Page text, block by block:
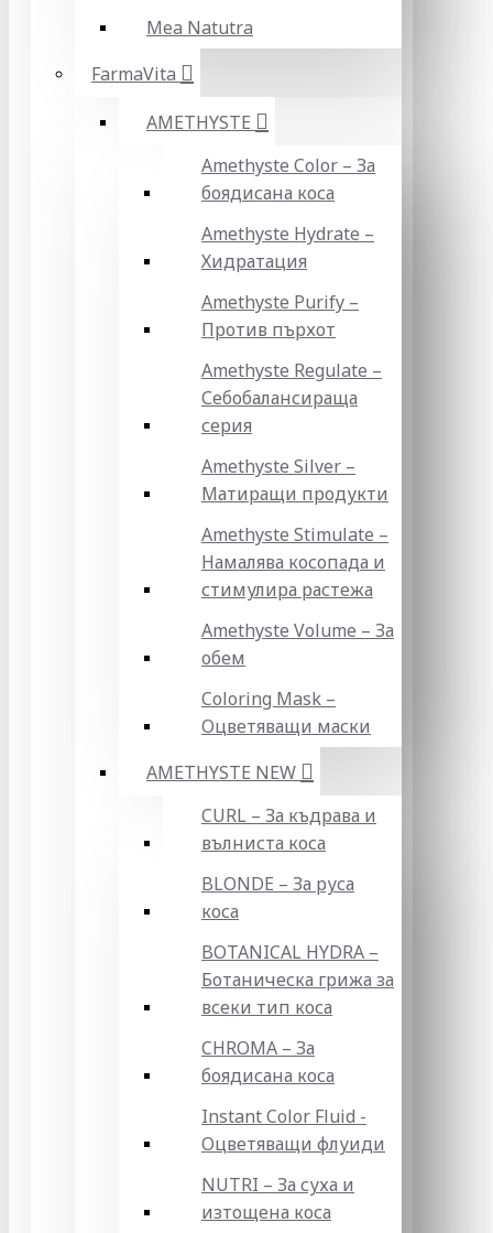
Mea Natutra
FarmaVita
AMETHYSTE
Amethyste Color – За
боядисана коса
Amethyste Hydrate –
Хидратация
Amethyste Purify –
Против пърхот
Amethyste Regulate –
Себобалансираща
серия
Amethyste Silver –
Матиращи продукти
Amethyste Stimulate –
Намалява косопада и
стимулира растежа
Amethyste Volume – За
обем
Coloring Mask –
Оцветяващи маски
AMETHYSTE NEW
CURL – За къдрава и
вълниста коса
BLONDE – За руса
коса
BOTANICAL HYDRA –
Ботаническа грижа за
всеки тип коса
CHROMA – За
боядисана коса
Instant Color Fluid -
Оцветяващи флуиди
NUTRI – За суха и
изтощена коса